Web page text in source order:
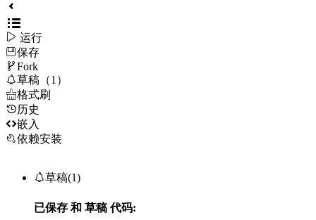
 运行
保存
Fork
草稿（1）
格式刷
历史
嵌入
依赖安装
草稿(1)
已保存 和 草稿代码: